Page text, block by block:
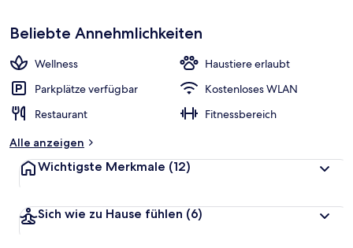
Beliebte Annehmlichkeiten
Wellness
Haustiere erlaubt
Parkplätze verfügbar
Kostenloses WLAN
Restaurant
Fitnessbereich
Alle anzeigen
Wichtigste Merkmale (12)
Sich wie zu Hause fühlen (6)